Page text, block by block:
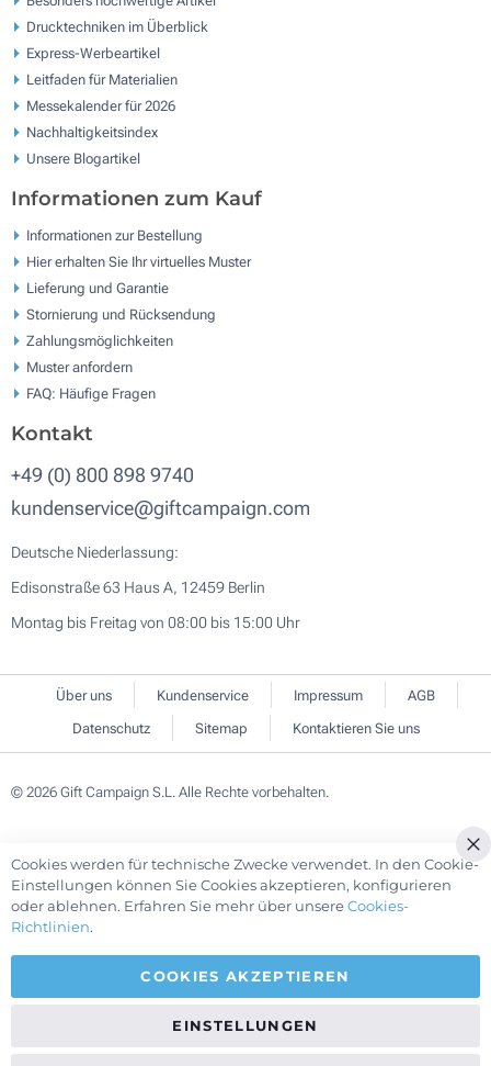
Drucktechniken im Überblick
Express-Werbeartikel
Leitfaden für Materialien
Messekalender für 2026
Nachhaltigkeitsindex
Unsere Blogartikel
Informationen zum Kauf
Informationen zur Bestellung
Hier erhalten Sie Ihr virtuelles Muster
Lieferung und Garantie
Stornierung und Rücksendung
Zahlungsmöglichkeiten
Muster anfordern
FAQ: Häufige Fragen
Kontakt
+49 (0) 800 898 9740
kundenservice@giftcampaign.com
Deutsche Niederlassung:
Edisonstraße 63 Haus A, 12459 Berlin
Montag bis Freitag von 08:00 bis 15:00 Uhr
Über uns Kundenservice Impressum
AGB
Datenschutz
Sitemap Kontaktieren Sie uns
© 2026 Gift Campaign S.L. Alle Rechte vorbehalten.
Cookies werden für technische Zwecke verwendet. In den Cookie-
Einstellungen können Sie Cookies akzeptieren, konfigurieren
oder ablehnen. Erfahren Sie mehr über unsereCookies-
Richtlinien.
COOKIES AKZEPTIEREN
EINSTELLUNGEN